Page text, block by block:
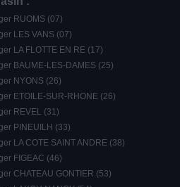
RUOMS (07)
LES VANS (07)
LA FLOTTE EN RE (17)
BAUME-LES-DAMES (25)
NYONS (26)
ETOILE-SUR-RHONE (26)
REVEL (31)
PINEUILH (33)
LA COTE SAINT ANDRE (38)
FIGEAC (46)
CHATEAU GONTIER (53)